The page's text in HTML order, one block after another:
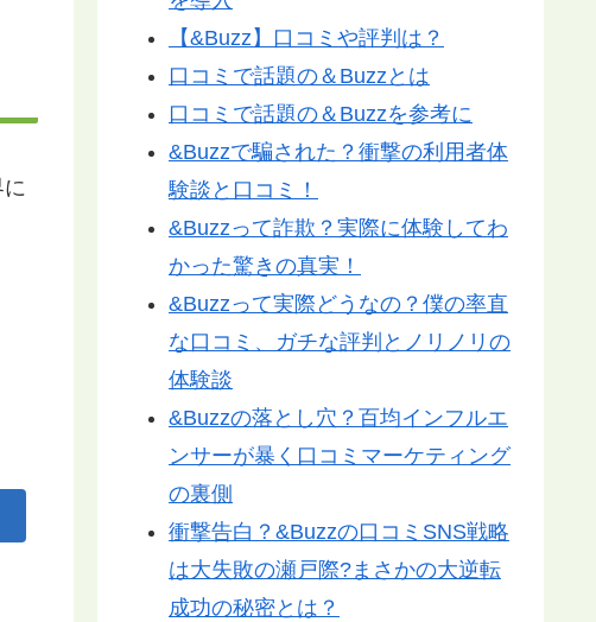
【&Buzz】口コミや評判は？
口コミで話題の＆Buzzとは
口コミで話題の＆Buzzを参考に
&Buzzで騙された？衝撃の利用者体
験談と口コミ！
&Buzzって詐欺？実際に体験してわ
かった驚きの真実！
&Buzzって実際どうなの？僕の率直
な口コミ、ガチな評判とノリノリの
体験談
&Buzzの落とし穴？百均インフルエ
ンサーが暴く口コミマーケティング
の裏側
衝撃告白？&Buzzの口コミSNS戦略
は大失敗の瀬戸際?まさかの大逆転
成功の秘密とは？